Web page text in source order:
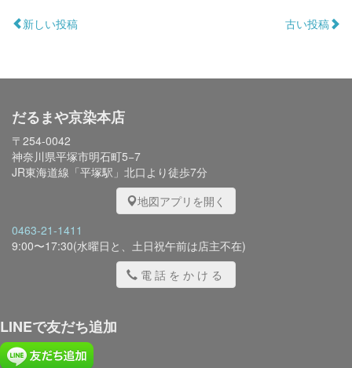
新しい投稿 古い投稿
だるまや京染本店
〒254-0042
神奈川県平塚市明石町5−7
JR東海道線「平塚駅」北口より徒歩7分
地図アプリを開く
0463-21-1411
9:00〜17:30(水曜日と、土日祝午前は店主不在)
電話をかける
LINEで友だち追加